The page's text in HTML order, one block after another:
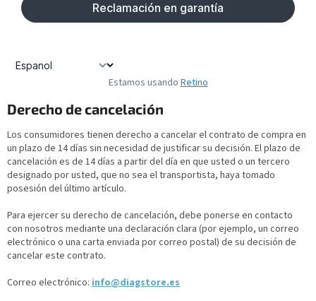
Estamos usando Retino
Derecho de cancelación
Los consumidores tienen derecho a cancelar el contrato de compra en
un plazo de 14 días sin necesidad de justificar su decisión. El plazo de
cancelación es de 14 días a partir del día en que usted o un tercero
designado por usted, que no sea el transportista, haya tomado
posesión del último artículo.
Para ejercer su derecho de cancelación, debe ponerse en contacto
con nosotros mediante una declaración clara (por ejemplo, un correo
electrónico o una carta enviada por correo postal) de su decisión de
cancelar este contrato.
Correo electrónico: info@diagstore.es